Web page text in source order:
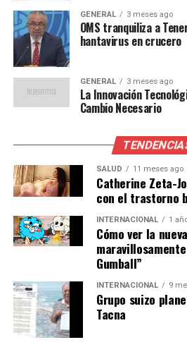
explicó la Dra. Laura Martínez,
digital.
Desafíos y
A pesar de los beneficios, la
principales problemas es la
las familias de bajos ingresos que
dispositivos electrónicos o
velocidad. Este problema se ha
la pandemia, con muchos
dificultades para participar en
Además, la capacitación de los
estas nuevas herramientas de
Según la Asociación Nacional de
de los docentes en España se
cómodos utilizando tecnología en
GENERAL 3 meses ago
OMS tranquiliza a
hantavirus en crucero
GENERAL 3 meses ago
La Innovación
Cambio Necesario
SALUD 11 meses ago
Catherine Zeta-
con el trastorno
INTERNACIONAL 1
Cómo ver la
Gumball”
INTERNACIONAL 9
Grupo suizo
Tacna